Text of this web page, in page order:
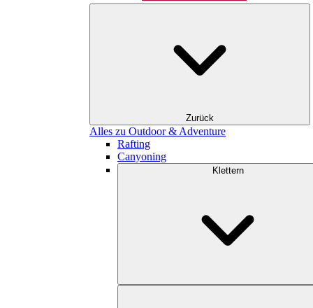
Zurück
Alles zu Outdoor & Adventure
Rafting
Canyoning
Klettern